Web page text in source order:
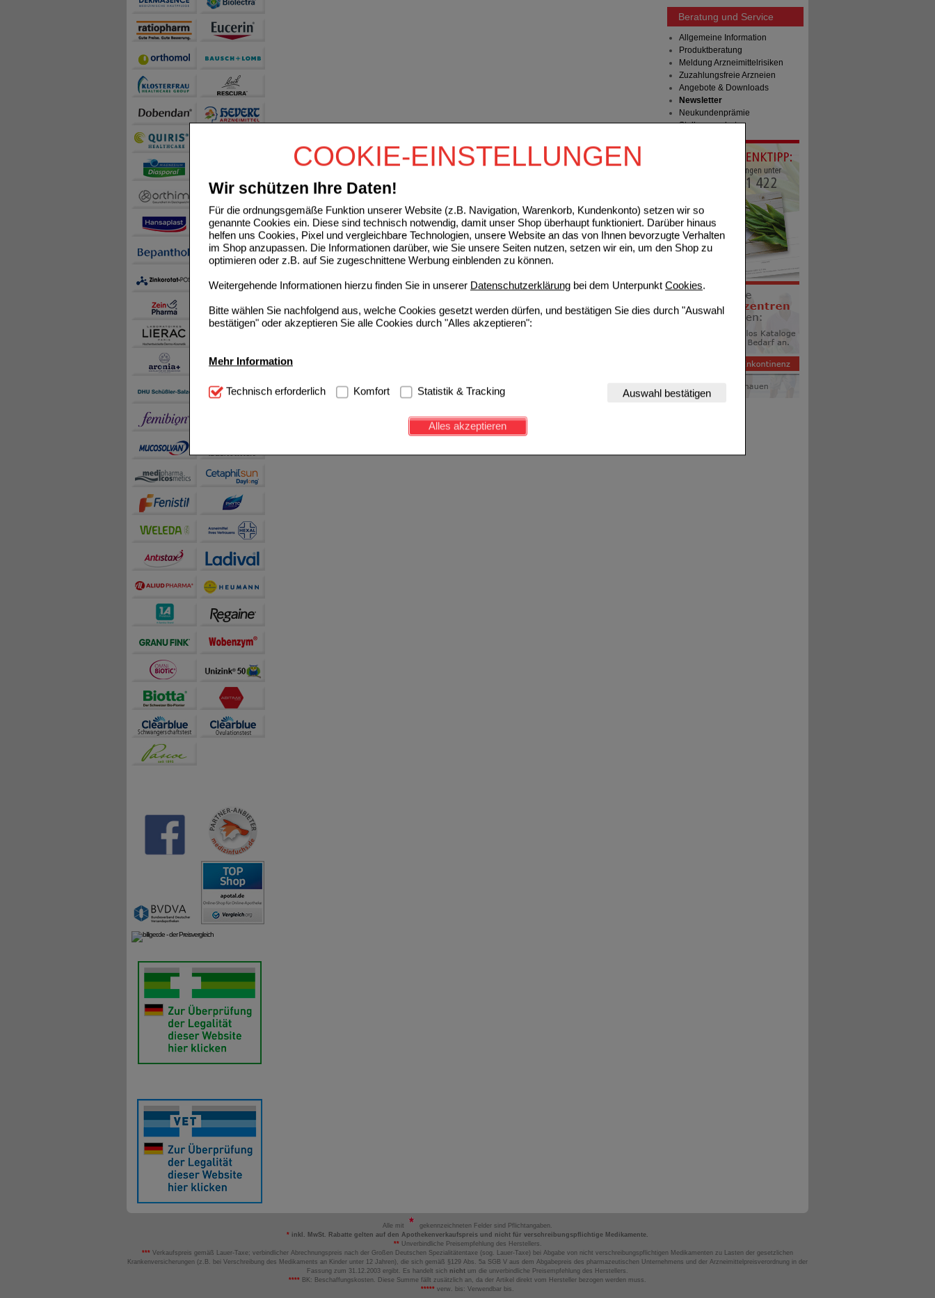
COOKIE-EINSTELLUNGEN
Wir schützen Ihre Daten!
Für die ordnungsgemäße Funktion unserer Website (z.B. Navigation, Warenkorb, Kundenkonto) setzen wir so
genannte Cookies ein. Diese sind technisch notwendig, damit unser Shop überhaupt funktioniert. Darüber hinaus
helfen uns Cookies, Pixel und vergleichbare Technologien, unsere Website an das von Ihnen bevorzugte Verhalten
im Shop anzupassen. Die Informationen darüber, wie Sie unsere Seiten nutzen, setzen wir ein, um den Shop zu
optimieren oder z.B. auf Sie zugeschnittene Werbung einblenden zu können.
Weitergehende Informationen hierzu finden Sie in unserer Datenschutzerklärung bei dem Unterpunkt Cookies.
Bitte wählen Sie nachfolgend aus, welche Cookies gesetzt werden dürfen, und bestätigen Sie dies durch "Auswahl
bestätigen" oder akzeptieren Sie alle Cookies durch "Alles akzeptieren":
Mehr Information
Technisch Notwendig: Hierbei handelt es sich um Cookies, die für die Grundfunktionen unserer Website
notwendig sind (z.B. Navigation, Warenkorb, Kundenkonto), weshalb auf diese nicht verzichtet werden kann.
Diese Cookies werden genutzt um das Einkaufserlebnis noch ansprechender zu gestalten,
beispielsweise für die Wiedererkennung des Besuchers oder unsere Seite an bevorzugte Verhaltensweisen (z.B.
Statistik & Tracking:
sammeln, mit deren Hilfe wir unsere Website weiter für Sie optimieren können, den Inhalt auf unserer Website aber
auch die Werbung auf Drittseiten möglichst relevant für Sie zu gestalten. Bitte beachten Sie, dass Daten hierfür
teilweise an Dritte wie z.B. Google oder soziale Medien übertragen werden.
Technisch erforderlich Komfort Statistik & Tracking Auswahl bestätigen
Alles akzeptieren
Beratung und Service
Allgemeine Information
Produktberatung
Meldung Arzneimittelrisiken
Zuzahlungsfreie Arzneien
Angebote & Downloads
Newsletter
Neukundenprämie
Stellenangebote
Alle mit
gekennzeichneten Felder sind Pflichtangaben.
* inkl. MwSt. Rabatte gelten auf den Apothekenverkaufspreis und nicht für verschreibungspflichtige Medikamente.
**Unverbindliche Preisempfehlung des Herstellers.
*** Verkaufspreis gemäß Lauer-Taxe; verbindlicher Abrechnungspreis nach der Großen Deutschen Spezialitätentaxe (sog. Lauer-Taxe) bei Abgabe von nicht verschreibungspflichtigen Medikamenten zu Lasten der gesetzlichen
Krankenversicherungen (z.B. bei Verschreibung des Medikaments an Kinder unter 12 Jahren), die sich gemäß §129 Abs. 5a SGB V aus dem Abgabepreis des pharmazeutischen Unternehmens und der Arzneimittelpreisverordnung in der
Fassung zum 31.12.2003 ergibt. Es handelt sich nicht um die unverbindliche Preisempfehlung des Herstellers.
**** BK: Beschaffungskosten. Diese Summe fällt zusätzlich an, da der Artikel direkt vom Hersteller bezogen werden muss.
***** verw. bis: Verwendbar bis.